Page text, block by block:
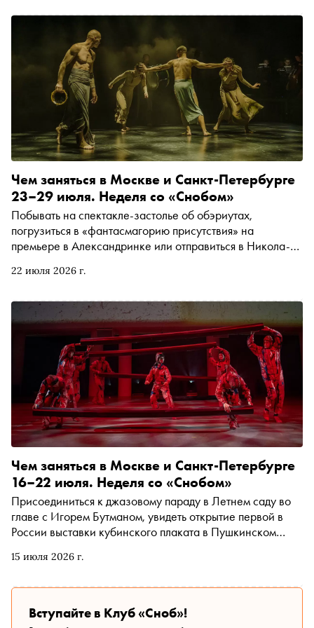
Рассказываем, чем заняться и куда сходить на
ближайшей неделе
22 июля 2026 г.
Чем заняться в Москве и Санкт-Петербурге
23–29 июля. Неделя со «Снобом»
Побывать на спектакле-застолье об обэриутах,
погрузиться в «фантасмагорию присутствия» на
премьере в Александринке или отправиться в Никола-
инсталляции. Рассказываем, чем заняться и куда сходить
15 июля 2026 г.
Чем заняться в Москве и Санкт-Петербурге
16–22 июля. Неделя со «Снобом»
Присоединиться к джазовому параду в Летнем саду во
главе с Игорем Бутманом, увидеть открытие первой в
России выставки кубинского плаката в Пушкинском
в Ростовском кремле. Рассказываем, чем заняться и куда
Вступайте в Клуб «Сноб»!